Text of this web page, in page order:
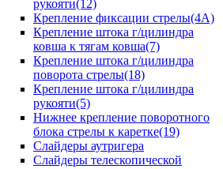
рукояти(12)
Крепление фиксации стрелы(4A)
Крепление штока г/цилиндра
ковша к тягам ковша(7)
Крепление штока г/цилиндра
поворота стрелы(18)
Крепление штока г/цилиндра
рукояти(5)
Нижнее крепление поворотного
блока стрелы к каретке(19)
Слайдеры аутригера
Слайдеры телескопической